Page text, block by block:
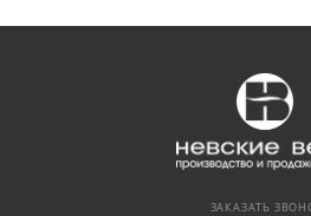
ЗАКАЗАТЬ